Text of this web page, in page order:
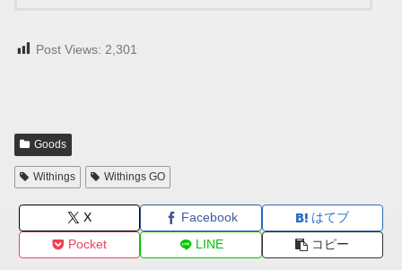
Post Views: 2,301
Goods
Withings Withings GO
X Facebook
はてブ
Pocket
LINE コピー